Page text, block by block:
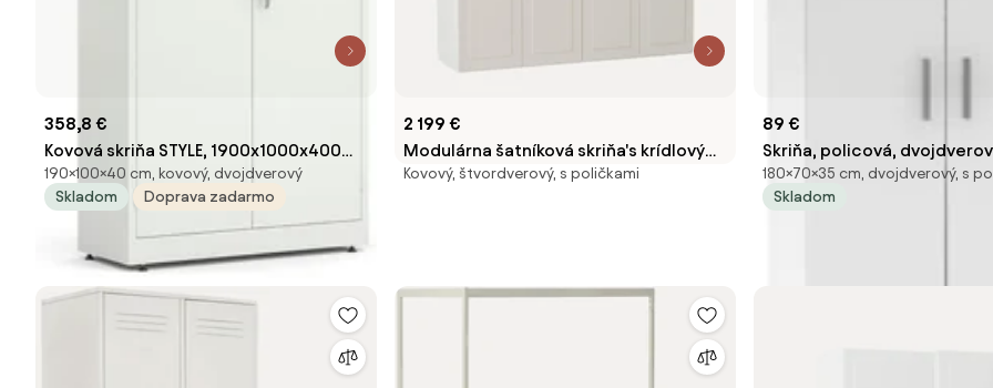
358,8 €
Kovová skriňa STYLE, 1900x1000x400
mm, biela/biela
190×100×40 cm, kovový, dvojdverový
Skladom
Doprava zadarmo
2 199 €
Modulárna šatníková skriňa's krídlovými
dverami Charlotte, Š 200 cm, rôzne
Kovový, štvordverový, s poličkami
89 €
Skriňa, policová,
SERVO TYP 1
180×70×35 cm, dvojdverový, s
Skladom